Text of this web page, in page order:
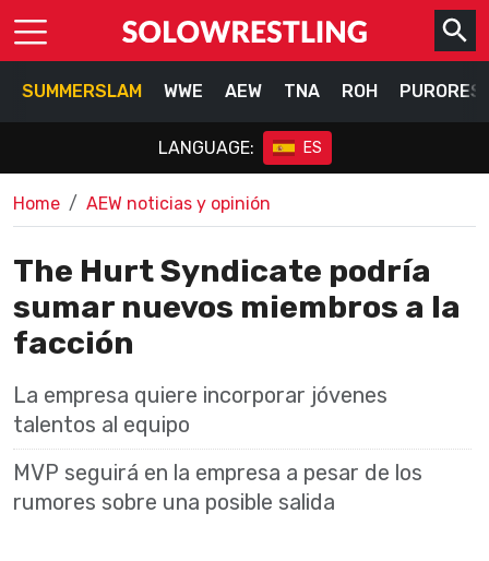
SUMMERSLAM WWE AEW TNA ROH
LANGUAGE: ES
Home AEW noticias y opinión
The Hurt Syndicate podría
sumar nuevos miembros a la
facción
La empresa quiere incorporar jóvenes
talentos al equipo
MVP seguirá en la empresa a pesar de los
rumores sobre una posible salida